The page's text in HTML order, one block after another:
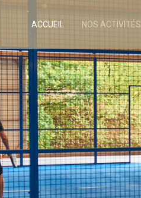
ACCUEIL NOS ACTIVITÉS